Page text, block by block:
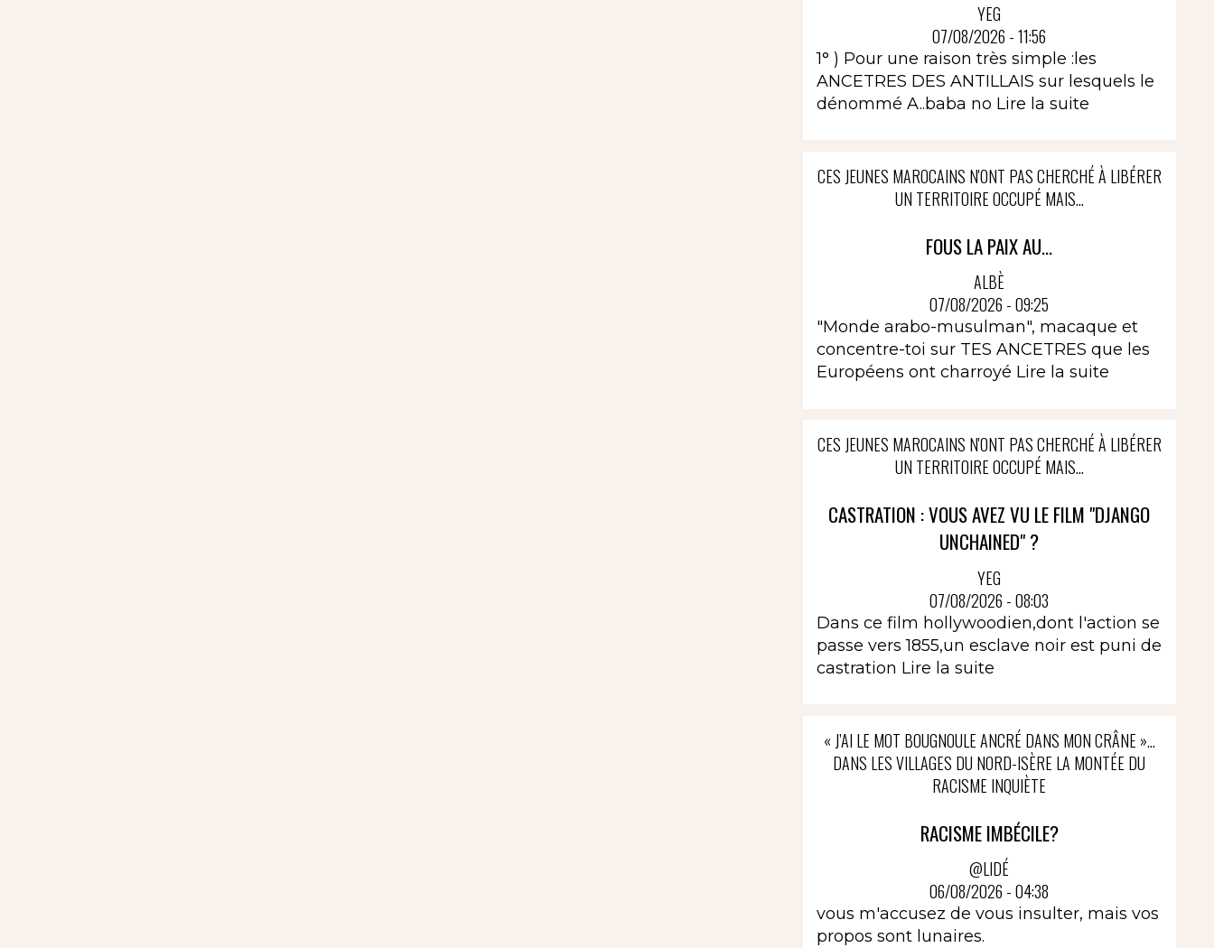
YEG
07/08/2026 - 11:56
1° ) Pour une raison très simple :les
ANCETRES DES ANTILLAIS sur lesquels le
dénommé A..baba no Lire la suite
CES JEUNES MAROCAINS N'ONT PAS CHERCHÉ À LIBÉRER
UN TERRITOIRE OCCUPÉ MAIS...
FOUS LA PAIX AU...
ALBÈ
07/08/2026 - 09:25
"Monde arabo-musulman", macaque et
concentre-toi sur TES ANCETRES que les
Européens ont charroyé Lire la suite
CES JEUNES MAROCAINS N'ONT PAS CHERCHÉ À LIBÉRER
UN TERRITOIRE OCCUPÉ MAIS...
CASTRATION : VOUS AVEZ VU LE FILM "DJANGO
UNCHAINED" ?
YEG
07/08/2026 - 08:03
Dans ce film hollywoodien,dont l'action se
passe vers 1855,un esclave noir est puni de
castration Lire la suite
« J’AI LE MOT BOUGNOULE ANCRÉ DANS MON CRÂNE »…
DANS LES VILLAGES DU NORD-ISÈRE LA MONTÉE DU
RACISME INQUIÈTE
RACISME IMBÉCILE?
@LIDÉ
06/08/2026 - 04:38
vous m'accusez de vous insulter, mais vos
propos sont lunaires.